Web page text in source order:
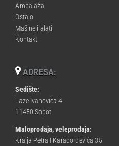
Ambalaža
Ostalo
Mašine i alati
Kontakt
ADRESA:
Sedište:
Laze Ivanovića 4
11450 Sopot
Maloprodaja, veleprodaja:
Kralja Petra I Karađorđevića 35